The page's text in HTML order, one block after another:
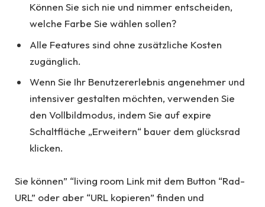
Können Sie sich nie und nimmer entscheiden,
welche Farbe Sie wählen sollen?
Alle Features sind ohne zusätzliche Kosten
zugänglich.
Wenn Sie Ihr Benutzererlebnis angenehmer und
intensiver gestalten möchten, verwenden Sie
den Vollbildmodus, indem Sie auf expire
Schaltfläche „Erweitern“ bauer dem glücksrad
klicken.
Sie können” “living room Link mit dem Button “Rad-
URL” oder aber “URL kopieren” finden und